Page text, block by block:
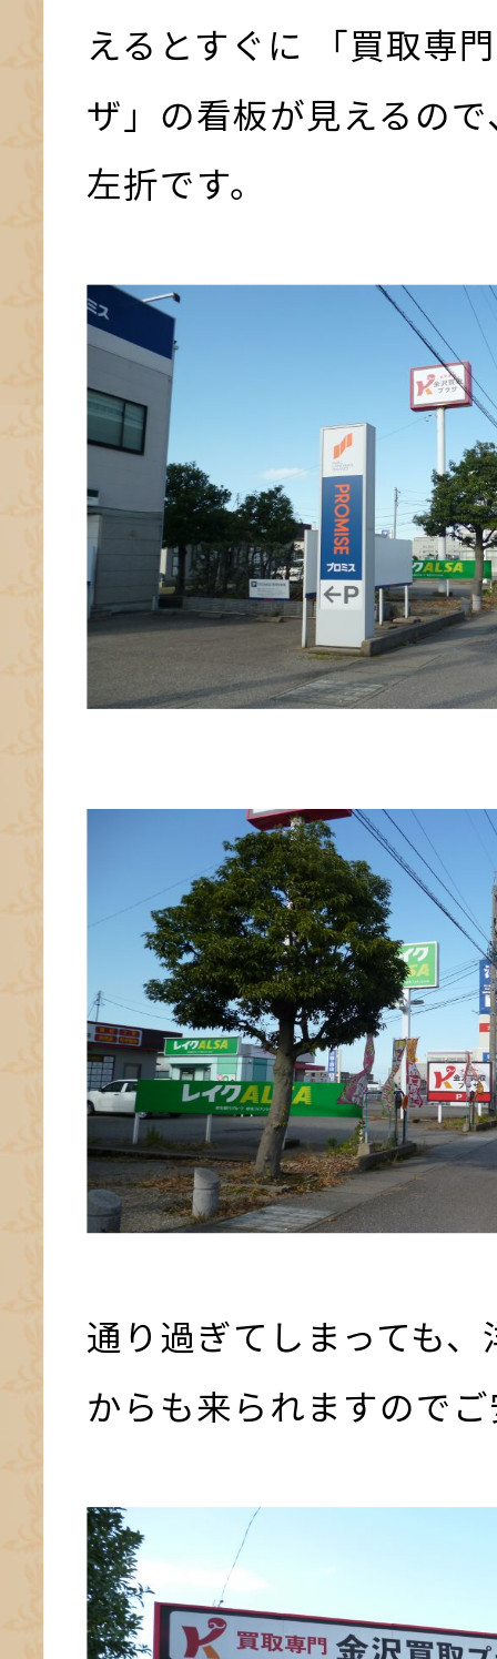
えるとすぐに 「買取専
ザ」の看板が見えるの
左折です。
通り過ぎてしまっても
からも来られますので